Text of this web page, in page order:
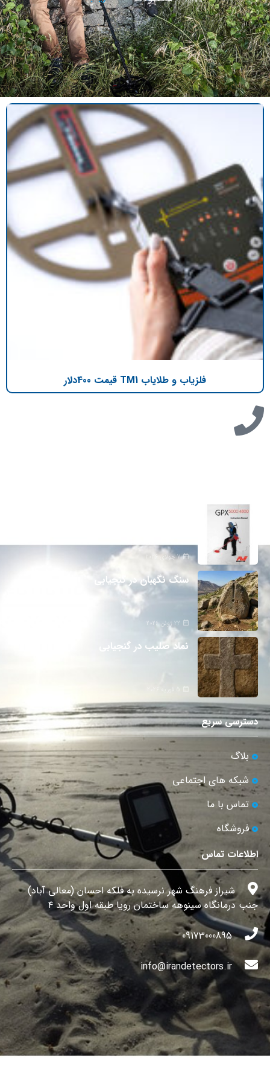
فلزیاب و طلایاب TM1 قیمت 400دلار
7 جولای 2026
سنگ نگهبان در گنجیابی
22 ژوئن 2026
نماد صلیب در گنجیابی
دسترسی سریع
بلاگ
شبکه های اجتماعی
تماس با ما
فروشگاه
اطلاعات تماس
شیراز فرهنگ شهر نرسیده به فلکه احسان (معالی آباد)
جنب درمانگاه سینوهه ساختمان رویا طبقه اول واحد ۴
09173000895
info@irandetectors.ir